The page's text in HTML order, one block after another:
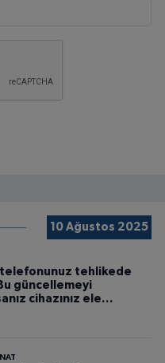
10 Ağustos 2025
tehlikede
güncellemeyi
cihazınız ele